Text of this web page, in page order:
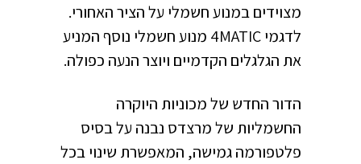
מצוידים במנוע חשמלי על הציר האחורי.
לדגמי 4MATIC מנוע חשמלי נוסף המניע
את הגלגלים הקדמיים ויוצר הנעה כפולה.
הדור החדש של מכוניות היוקרה
החשמליות של מרצדס נבנה על בסיס
פלטפורמה גמישה, המאפשרת שינוי בכל